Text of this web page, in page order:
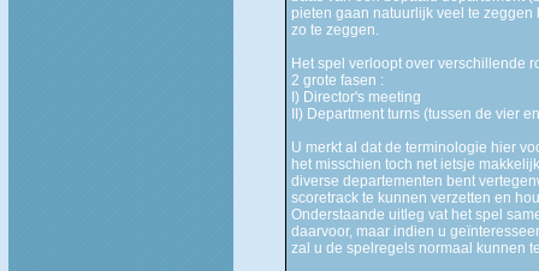
pieten gaan natuurlijk veel te
zo te zeggen.
Het spel verloopt over verschillende
2 grote fasen :
I) Director's meeting
II) Department turns (tussen de vier
U merkt al dat de terminologie hier
het misschien toch net ietsje
diverse departementen bent
scoretrack te kunnen verzetten en
Onderstaande uitleg vat het spel
daarvoor, maar indien u
zal u de spelregels normaal kunnen